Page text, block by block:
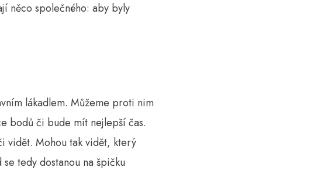
něco společného: aby byly
lákadlem. Můžeme proti nim
bodů či bude mít nejlepší čas.
vidět. Mohou tak vidět, který
tedy dostanou na špičku